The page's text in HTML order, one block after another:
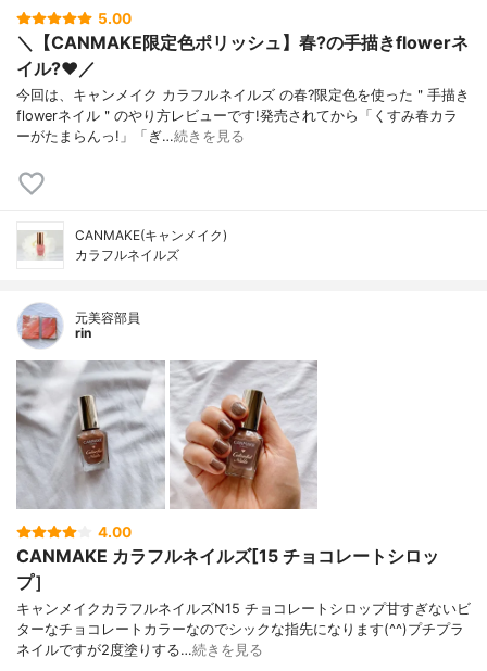
5.00
＼【CANMAKE限定色ポリッシュ】春?の手描きflowerネ
イル?❤️／
今回は、キャンメイク カラフルネイルズ の春?限定色を使った＂手描き
flowerネイル＂のやり方レビューです!発売されてから「くすみ春カラ
ーがたまらんっ!」「ぎ…続きを見る
CANMAKE(キャンメイク)
カラフルネイルズ
元美容部員
rin
4.00
CANMAKE カラフルネイルズ[15 チョコレートシロッ
プ］
キャンメイクカラフルネイルズN15 チョコレートシロップ甘すぎないビ
ターなチョコレートカラーなのでシックな指先になります(^^)プチプラ
ネイルですが2度塗りする…続きを見る